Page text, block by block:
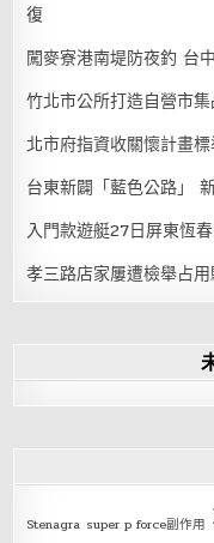
復
闖麥寮港南堤防夜釣 台
竹北市公所打造自營市
北市府指資收關懷計畫
台東新闢「藍色公路」
入門款遊艇27日屏東恆
孝三路店家屢遭檢舉占
Stenagra super p force副作用